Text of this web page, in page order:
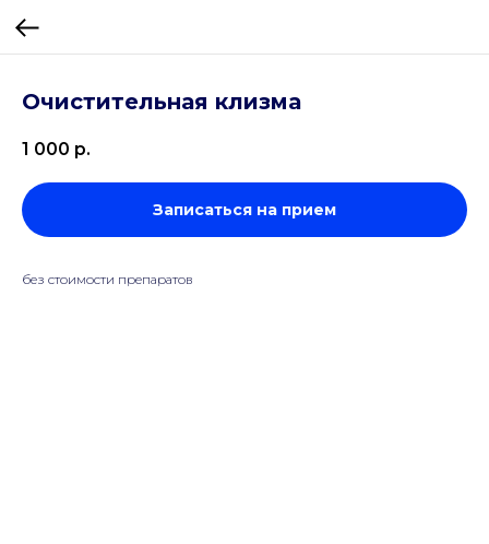
Очистительная клизма
1 000 р.
Записаться на прием
без стоимости препаратов